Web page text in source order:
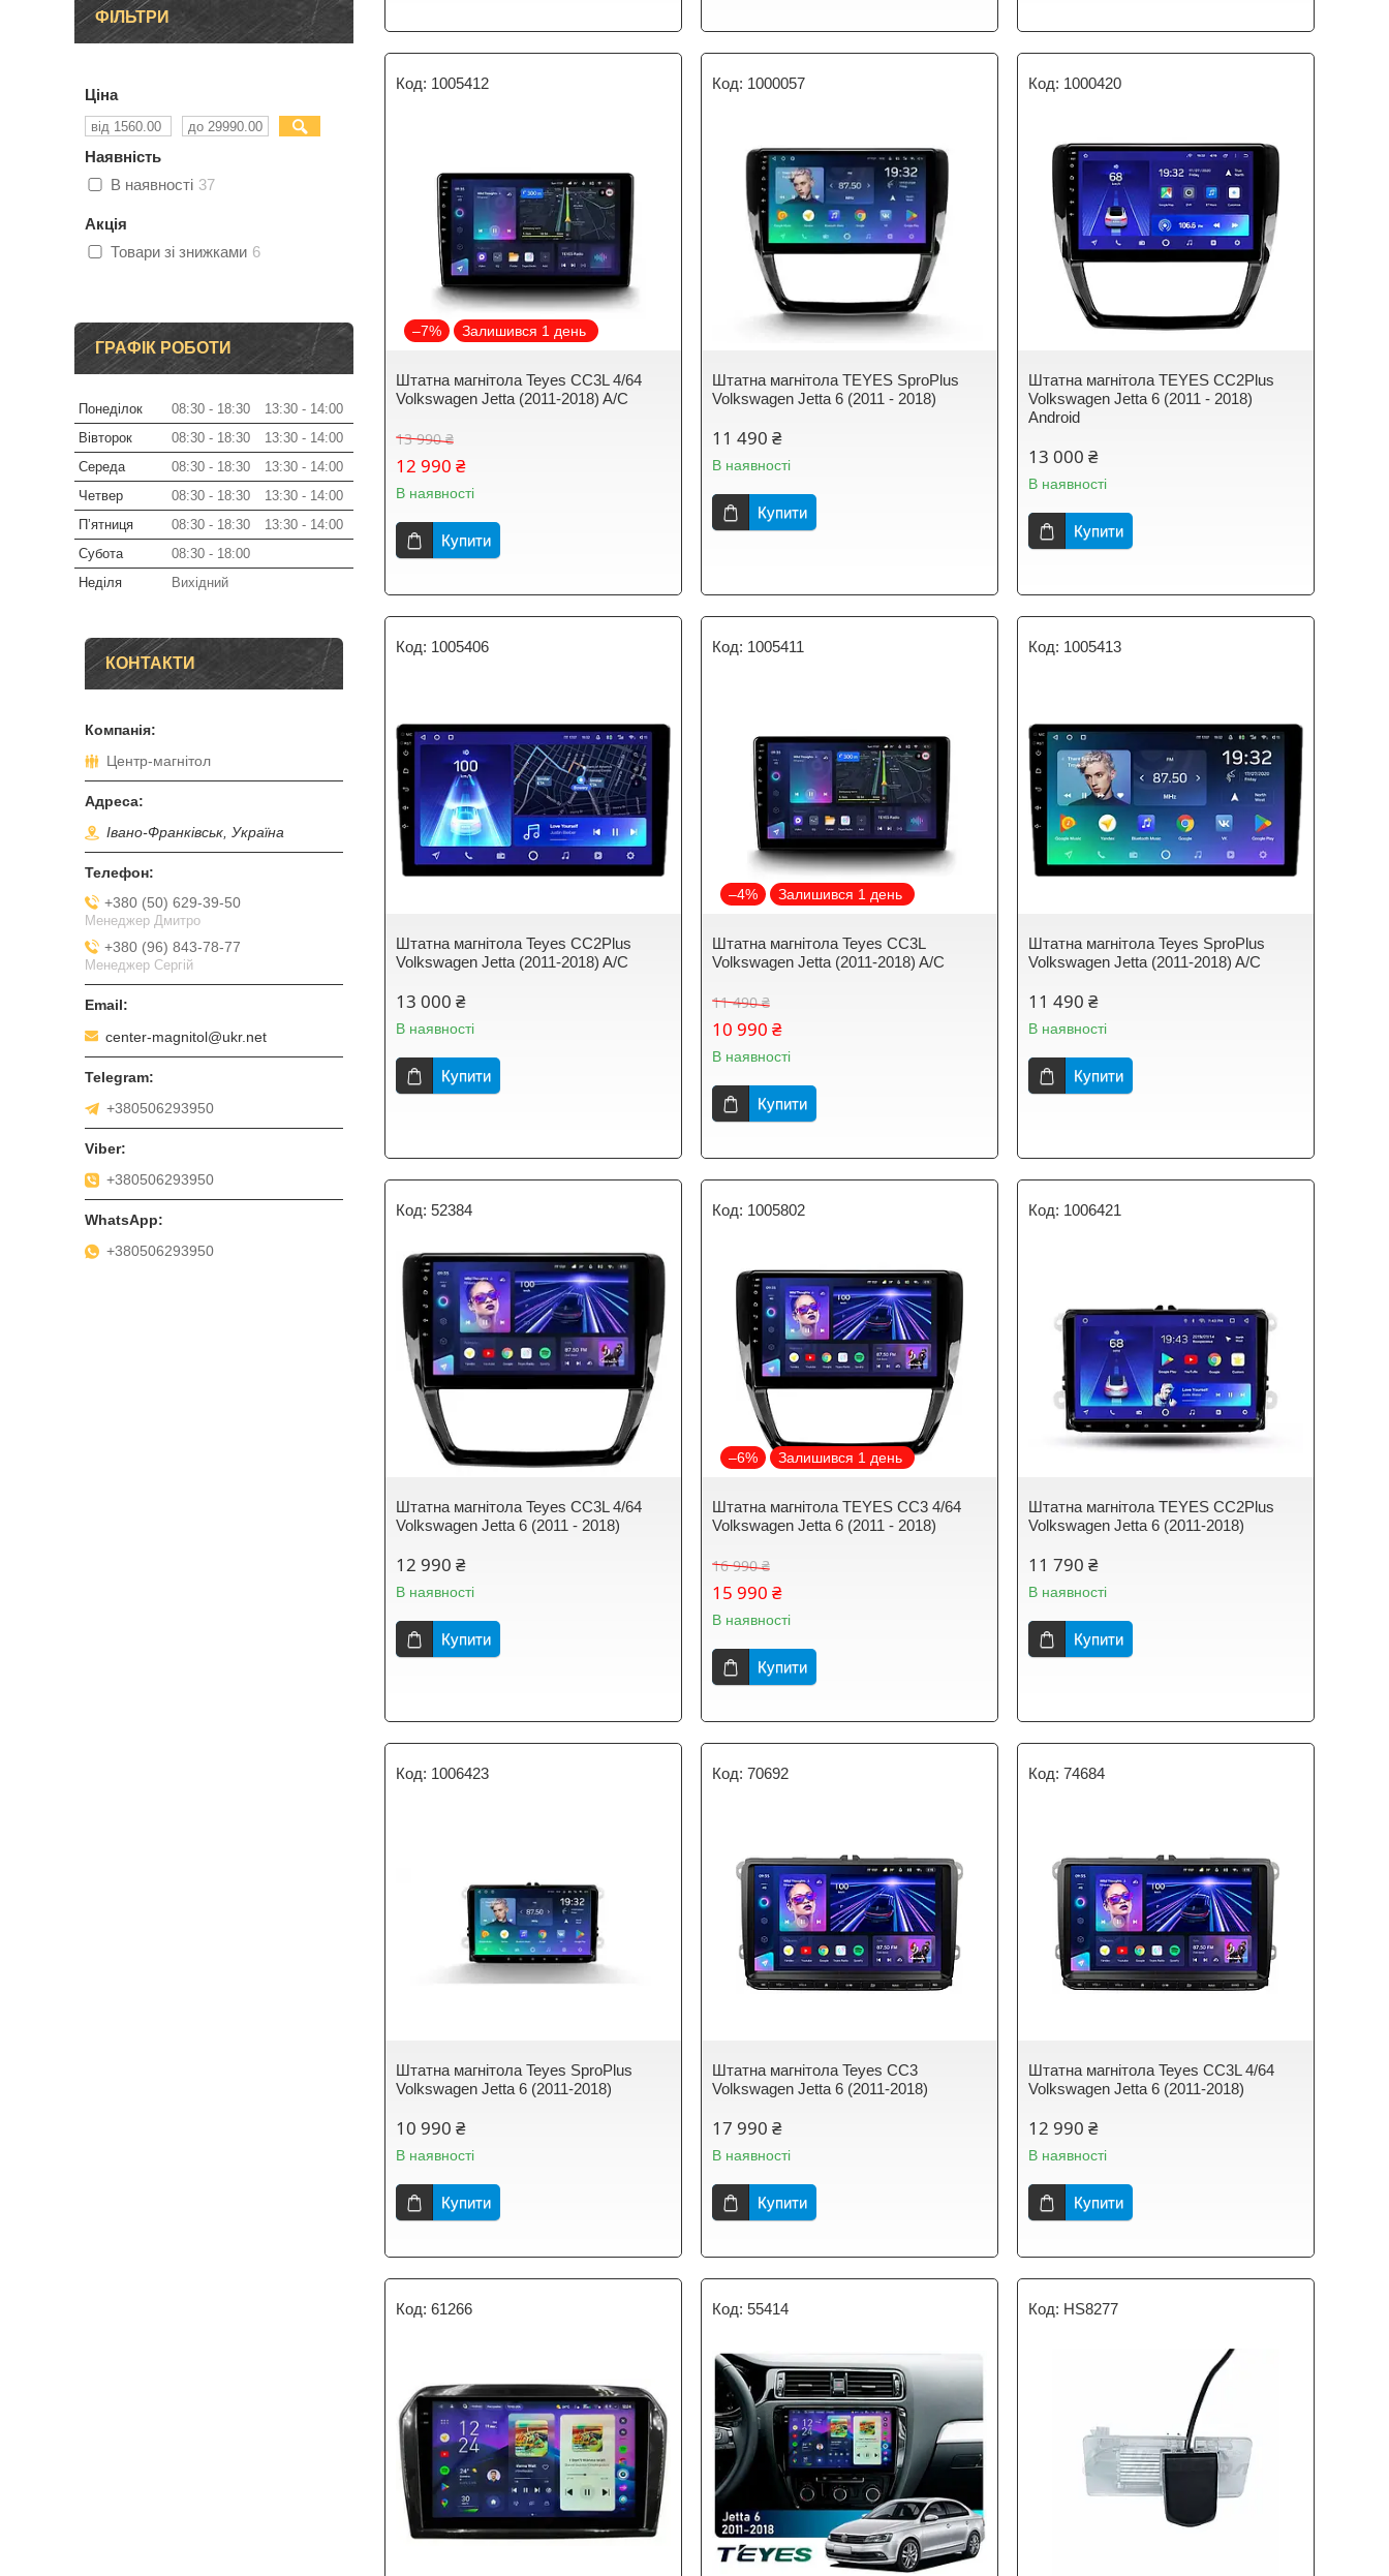
1005412
–7% Залишився 1 день
Штатна магнітола Teyes CC3L 4/64
Volkswagen Jetta (2011-2018) A/C
13 990 ₴
12 990 ₴
В наявності
Купити
1000057
Штатна магнітола TEYES SproPlus
Volkswagen Jetta 6 (2011 - 2018)
11 490 ₴
В наявності
Купити
1000420
Штатна магнітола TEYES CC2Plus
Volkswagen Jetta 6 (2011 - 2018)
Android
13 000 ₴
В наявності
Купити
1005406
Штатна магнітола Teyes CC2Plus
Volkswagen Jetta (2011-2018) A/C
13 000 ₴
В наявності
Купити
1005411
–4% Залишився 1 день
Штатна магнітола Teyes CC3L
Volkswagen Jetta (2011-2018) A/C
11 490 ₴
10 990 ₴
В наявності
Купити
1005413
Штатна магнітола Teyes SproPlus
Volkswagen Jetta (2011-2018) A/C
11 490 ₴
В наявності
Купити
52384
Штатна магнітола Teyes CC3L 4/64
Volkswagen Jetta 6 (2011 - 2018)
12 990 ₴
В наявності
Купити
1005802
–6% Залишився 1 день
Штатна магнітола TEYES CC3 4/64
Volkswagen Jetta 6 (2011 - 2018)
16 990 ₴
15 990 ₴
В наявності
Купити
1006421
Штатна магнітола TEYES CC2Plus
Volkswagen Jetta 6 (2011-2018)
11 790 ₴
В наявності
Купити
1006423
Штатна магнітола Teyes SproPlus
Volkswagen Jetta 6 (2011-2018)
10 990 ₴
В наявності
Купити
70692
Штатна магнітола Teyes CC3
Volkswagen Jetta 6 (2011-2018)
17 990 ₴
В наявності
Купити
74684
Штатна магнітола Teyes CC3L 4/64
Volkswagen Jetta 6 (2011-2018)
12 990 ₴
В наявності
Купити
61266 55414 HS8277
ФІЛЬТРИ
Ціна
Наявність
В наявності 37
Акція
Товари зі знижками 6
ГРАФІК РОБОТИ
Понеділок 08:30 18:30 13:30
14:00
Вівторок
08:30 18:30 13:30
14:00
Середа
08:30 18:30 13:30
14:00
Четвер
08:30 18:30 13:30
14:00
Пʼятниця
08:30 18:30 13:30
14:00
Субота
08:30
18:00
Неділя
Вихідний
КОНТАКТИ
Центр-магнітол
Івано-Франківськ, Україна
+380 (50) 629-39-50
Менеджер Дмитро
+380 (96) 843-78-77
Менеджер Сергій
center-magnitol@ukr.net
+380506293950
+380506293950
+380506293950